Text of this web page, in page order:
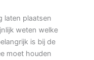
laten plaatsen
weten welke
is bij de
moet houden